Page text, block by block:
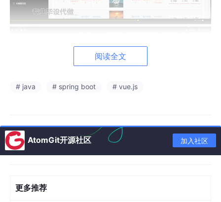
阅读全文
# java # spring boot # vue.js
AtomGit开源社区 加入社区
更多推荐